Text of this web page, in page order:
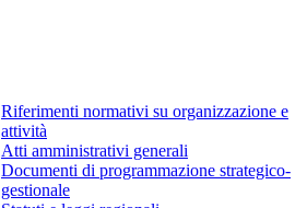
Riferimenti normativi su organizzazione e
attività
Atti amministrativi generali
Documenti di programmazione strategico-
gestionale